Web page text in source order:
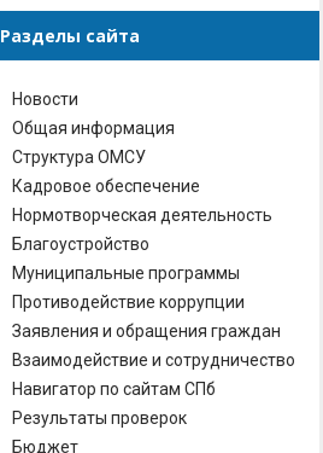
Разделы сайта
Новости
Общая информация
Структура ОМСУ
Кадровое обеспечение
Нормотворческая деятельность
Благоустройство
Муниципальные программы
Противодействие коррупции
Заявления и обращения граждан
Взаимодействие и сотрудничество
Навигатор по сайтам СПб
Результаты проверок
Бюджет